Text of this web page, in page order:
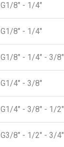
G1/8" - 1/4"
G1/8" - 1/4"
G1/8" - 1/4" - 3/8"
G1/4" - 3/8"
G1/4" - 3/8" - 1/2"
G3/8" - 1/2" - 3/4"